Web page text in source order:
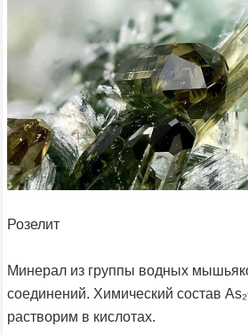
Розелит
Минерал из группы водных
соединений. Химический состав
растворим в кислотах.